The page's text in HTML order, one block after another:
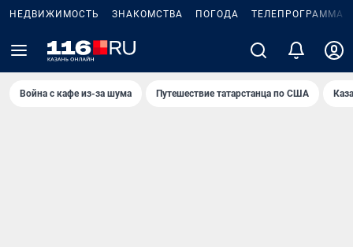
НЕДВИЖИМОСТЬ ЗНАКОМСТВА ПОГОДА ТЕЛЕПРОГРАММА
Война с кафе из-за шума Путешествие татарстанца по США